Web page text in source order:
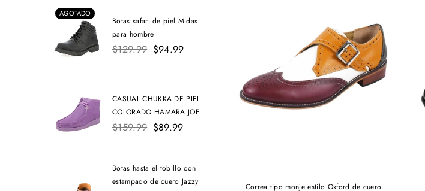
Correa tipo monje estilo Oxford de cuero
AGOTADO
Botas safari de piel Midas
para hombre
Precio
$129.99 $94.99
CASUAL CHUKKA DE PIEL
COLORADO HAMARA JOE
Precio
$159.99 $89.99
Botas hasta el tobillo con
estampado de cuero Jazzy